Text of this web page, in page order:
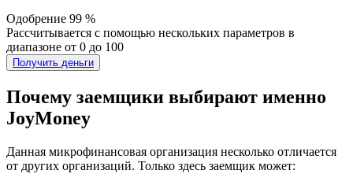
Одобрение 99 %
Рассчитывается с помощью нескольких параметров в
диапазоне от 0 до 100
Получить деньги
Почему заемщики выбирают именно
JoyMoney
Данная микрофинансовая организация несколько отличается
от других организаций. Только здесь заемщик может: